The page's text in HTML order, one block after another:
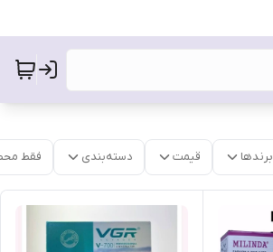
برندها قیمت دسته‌بندی فقط